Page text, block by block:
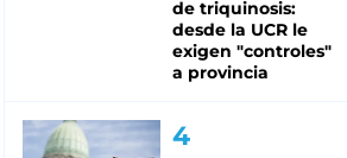
de triquinosis:
desde la UCR le
exigen "controles"
a provincia